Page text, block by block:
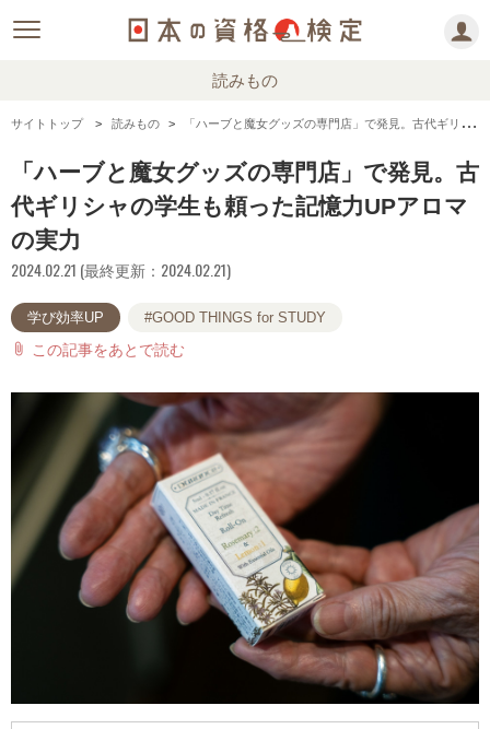
読みもの
サイトトップ 読みもの 「ハーブと魔女グッズの専門店」で発見。古代ギリシャの学生も頼った記憶力UPアロマの実力
「ハーブと魔女グッズの専門店」で発見。古
代ギリシャの学生も頼った記憶力UPアロマ
の実力
2024.02.21 (最終更新：2024.02.21)
学び効率UP #GOOD THINGS for STUDY
attach_file この記事をあとで読む